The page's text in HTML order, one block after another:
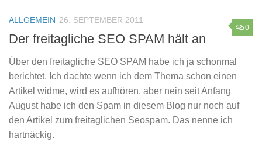
0
ALLGEMEIN 26. SEPTEMBER 2011
Der freitagliche SEO SPAM hält an
Über den freitagliche SEO SPAM habe ich ja schonmal
berichtet. Ich dachte wenn ich dem Thema schon einen
Artikel widme, wird es aufhören, aber nein seit Anfang
August habe ich den Spam in diesem Blog nur noch auf
den Artikel zum freitaglichen Seospam. Das nenne ich
hartnäckig.